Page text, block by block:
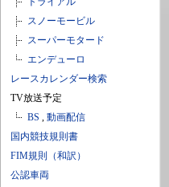
スノーモービル
スーパーモタード
エンデューロ
レースカレンダー検索
TV放送予定
BS , 動画配信
国内競技規則書
FIM規則（和訳）
公認車両